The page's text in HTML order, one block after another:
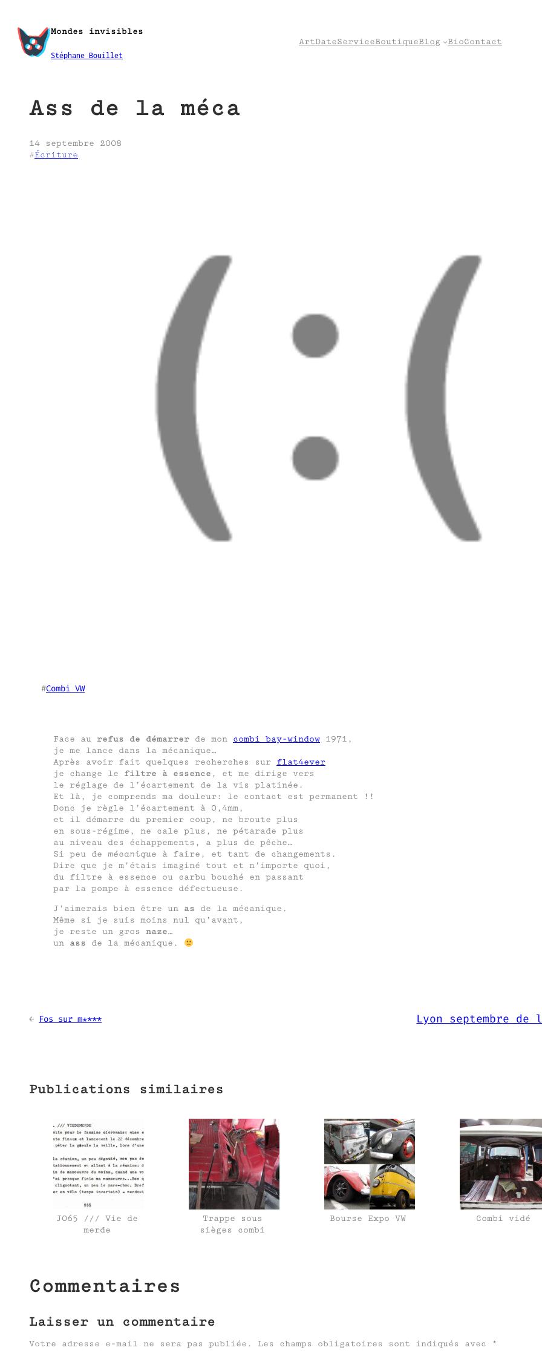
contenu
Mondes invisibles
Stéphane Bouillet
ArtDateServiceBoutiqueBlog BioContact
Ass de la méca
14 septembre 2008
#Écriture
#Combi VW
Face au refus de démarrer de mon combi bay-window 1971,
je me lance dans la mécanique…
Après avoir fait quelques recherches sur flat4ever
je change le filtre à essence , et me dirige vers
le réglage de l’écartement de la vis platinée.
Et là, je comprends ma douleur: le contact est permanent !!
Donc je règle l’écartement à 0,4mm,
et il démarre du premier coup, ne broute plus
en sous-régime, ne cale plus, ne pétarade plus
au niveau des échappements, a plus de pêche…
Si peu de mécanique à faire, et tant de changements.
Dire que je m’étais imaginé tout et n’importe quoi,
du filtre à essence ou carbu bouché en passant
par la pompe à essence défectueuse.
J’aimerais bien être un as de la mécanique.
Même si je suis moins nul qu’avant,
je reste un gros naze…
un ass de la mécanique.
← Fos sur m**** Lyon septembre de
Publications similaires
J065 /// Vie de
merde
Trappe sous
sièges combi
Bourse Expo VW Combi vidé
Commentaires
Laisser un commentaire
Votre adresse e-mail ne sera pas publiée. Les champs obligatoires sont indiqués avec *